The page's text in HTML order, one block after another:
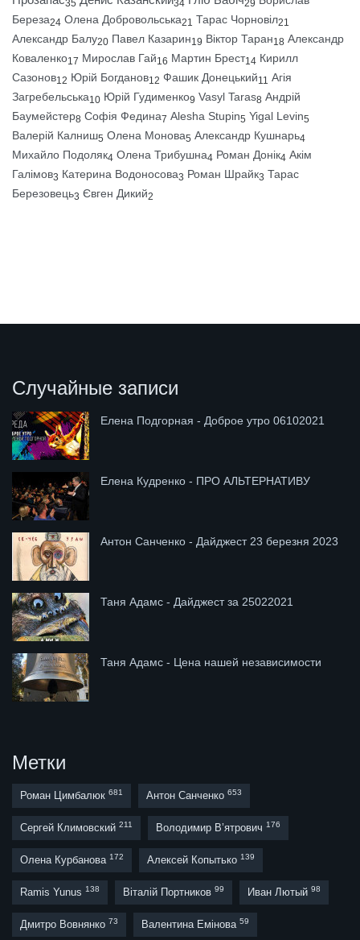
35 34 29
Береза24 Олена Добровольська21 Тарас Чорновіл21
Александр Балу20 Павел Казарин19 Віктор Таран18 Александр
Коваленко17 Мирослав Гай16 Мартин Брест14 Кирилл
Сазонов12 Юрій Богданов12 Фашик Донецький11 Агія
Загребельська10 Юрій Гудименко9 Vasyl Taras8 Андрій
Баумейстер8 Софія Федина7 Alesha Stupin5 Yigal Levin5
Валерій Калниш5 Олена Монова5 Александр Кушнарь4
Михайло Подоляк4 Олена Трибушна4 Роман Донік4 Акім
Галімов3 Катерина Водоносова3 Роман Шрайк3 Тарас
Березовець3 Євген Дикий2
Случайные записи
Елена Подгорная - Доброе утро 06102021
Елена Кудренко - ПРО АЛЬТЕРНАТИВУ
Антон Санченко - Дайджест 23 березня 2023
Таня Адамс - Дайджест за 25022021
Таня Адамс - Цена нашей независимости
Метки
Роман Цимбалюк 681 Антон Санченко 653
Сергей Климовский 211 Володимир В’ятрович 176
Олена Курбанова 172 Алексей Копытько 139
Ramis Yunus 138 Віталій Портников 99 Иван Лютый 98
Дмитро Вовнянко 73 Валентина Емінова 59